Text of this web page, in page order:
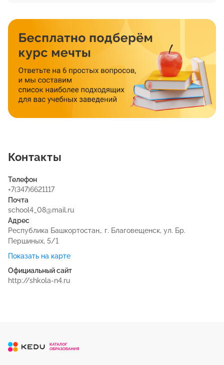
Контакты
Телефон
+7(347)6621117
Почта
school4_08@mail.ru
Адрес
Республика Башкортостан,. г. Благовещенск, ул. Бр.
Першиных, 5/1
Показать на карте
Официальный сайт
http://shkola-n4.ru